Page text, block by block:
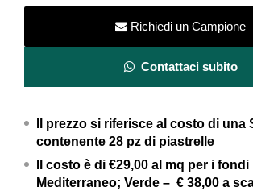
Cotto
–
Savoia
Richiedi un Campione
Contattaci subito
Il prezzo si riferisce al costo di una
contenente 28 pz di piastrelle
Il costo è di €29,00 al mq per i
Mediterraneo; Verde – € 38,00 a